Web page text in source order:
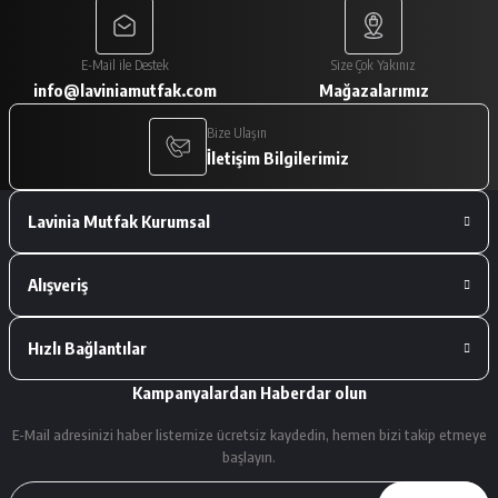
Paketleme çok iyiydi. Ürünler tam
istediğimiz gibiydi.
A... V... | 29/01/2026
Deneyimini Paylaş
E-Mail ile Destek
info@laviniamutfak.com
Size Çok Yakınız
Mağazalarımız
Bize Ulaşın
İletişim Bilgilerimiz
Lavinia Mutfak Kurumsal
Alışveriş
Hızlı Bağlantılar
Kampanyalardan Haberdar olun
E-Mail adresinizi haber listemize ücretsiz kaydedin, hemen bizi takip etmeye
başlayın.